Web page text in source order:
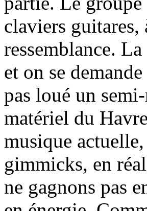
claviers guitares,
ressemblance.
et on se
pas loué un
matériel du
musique
gimmicks, en
ne gagnons pas